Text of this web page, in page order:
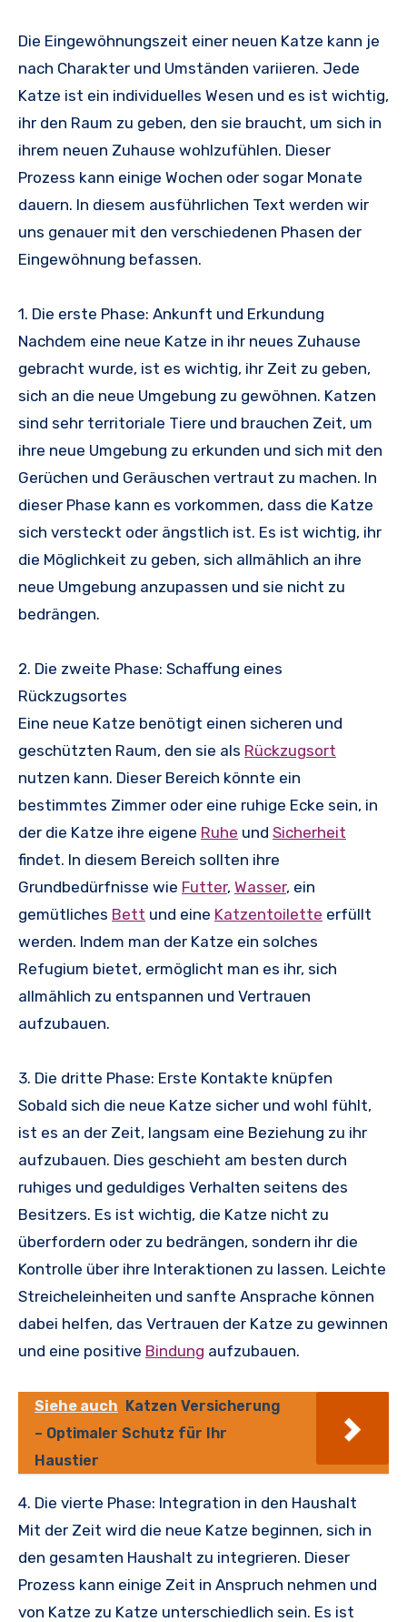
Die Eingewöhnungszeit einer neuen Katze kann je
nach Charakter und Umständen variieren. Jede
Katze ist ein individuelles Wesen und es ist wichtig,
ihr den Raum zu geben, den sie braucht, um sich in
ihrem neuen Zuhause wohlzufühlen. Dieser
Prozess kann einige Wochen oder sogar Monate
dauern. In diesem ausführlichen Text werden wir
uns genauer mit den verschiedenen Phasen der
Eingewöhnung befassen.
1. Die erste Phase: Ankunft und Erkundung
Nachdem eine neue Katze in ihr neues Zuhause
gebracht wurde, ist es wichtig, ihr Zeit zu geben,
sich an die neue Umgebung zu gewöhnen. Katzen
sind sehr territoriale Tiere und brauchen Zeit, um
ihre neue Umgebung zu erkunden und sich mit den
Gerüchen und Geräuschen vertraut zu machen. In
dieser Phase kann es vorkommen, dass die Katze
sich versteckt oder ängstlich ist. Es ist wichtig, ihr
die Möglichkeit zu geben, sich allmählich an ihre
neue Umgebung anzupassen und sie nicht zu
bedrängen.
2. Die zweite Phase: Schaffung eines
Rückzugsortes
Eine neue Katze benötigt einen sicheren und
geschützten Raum, den sie als Rückzugsort
nutzen kann. Dieser Bereich könnte ein
bestimmtes Zimmer oder eine ruhige Ecke sein, in
der die Katze ihre eigene Ruhe und Sicherheit
findet. In diesem Bereich sollten ihre
Grundbedürfnisse wie Futter, Wasser, ein
gemütliches Bett und eine Katzentoilette erfüllt
werden. Indem man der Katze ein solches
Refugium bietet, ermöglicht man es ihr, sich
allmählich zu entspannen und Vertrauen
aufzubauen.
3. Die dritte Phase: Erste Kontakte knüpfen
Sobald sich die neue Katze sicher und wohl fühlt,
ist es an der Zeit, langsam eine Beziehung zu ihr
aufzubauen. Dies geschieht am besten durch
ruhiges und geduldiges Verhalten seitens des
Besitzers. Es ist wichtig, die Katze nicht zu
überfordern oder zu bedrängen, sondern ihr die
Kontrolle über ihre Interaktionen zu lassen. Leichte
Streicheleinheiten und sanfte Ansprache können
dabei helfen, das Vertrauen der Katze zu gewinnen
und eine positive Bindung aufzubauen.
Siehe auch
Katzen Versicherung
– Optimaler Schutz für Ihr
Haustier
4. Die vierte Phase: Integration in den Haushalt
Mit der Zeit wird die neue Katze beginnen, sich in
den gesamten Haushalt zu integrieren. Dieser
Prozess kann einige Zeit in Anspruch nehmen und
von Katze zu Katze unterschiedlich sein. Es ist